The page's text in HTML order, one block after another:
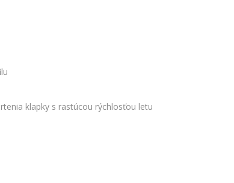
klapky s rastúcou rýchlosťou letu